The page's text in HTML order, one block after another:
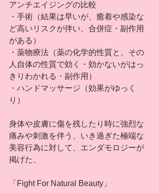
アンチエイジングの比較
・手術（結果は早いが、癒着や感染な
ど高いリスクが伴い、合併症・副作用
がある）
・薬物療法（薬の化学的性質と、その
人自体の性質で効く・効かないがはっ
きりわかれる・副作用）
・ハンドマッサージ（効果がゆっく
り）
身体や皮膚に傷を残したり時に強烈な
痛みや刺激を伴う、いき過ぎた極端な
美容行為に対して、エンダモロジーが
掲げた、
「Fight For Natural Beauty」